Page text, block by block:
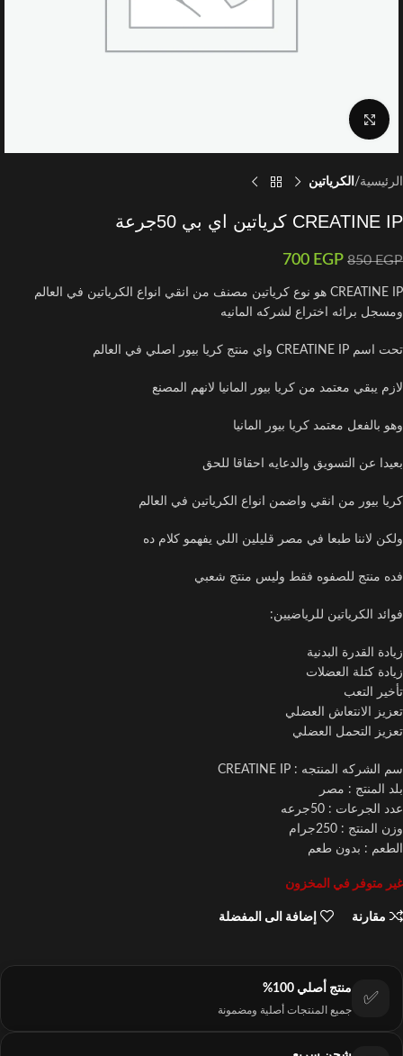
اضغط للتكبير
الرئيسية الكرياتين
CREATINE IP كرياتين اي بي 50جرعة
850EGP
700 EGP
CREATINE IP هو نوع كرياتين مصنف من انقي انواع الكرياتين في العالم
ومسجل برائه اختراع لشركه المانيه
تحت اسم CREATINE IP واي منتج كريا بيور اصلي في العالم
لازم يبقي معتمد من كريا بيور المانيا لانهم المصنع
وهو بالفعل معتمد كريا بيور المانيا
بعيدا عن التسويق والدعايه احقاقا للحق
كريا بيور من انقي واضمن انواع الكرياتين في العالم
ولكن لاننا طبعا في مصر قليلين اللي يفهمو كلام ده
فده منتج للصفوه فقط وليس منتج شعبي
فوائد الكرياتين للرياضيين:
زيادة القدرة البدنية
زيادة كتلة العضلات
تأخير التعب
تعزيز الانتعاش العضلي
تعزيز التحمل العضلي
سم الشركه المنتجه : CREATINE IP
بلد المنتج : مصر
عدد الجرعات : 50جرعه
وزن المنتج : 250جرام
الطعم : بدون طعم
غير متوفر في المخزون
مقارنة إضافة الى المفضلة
✅
منتج أصلي 100%
جميع المنتجات أصلية ومضمونة